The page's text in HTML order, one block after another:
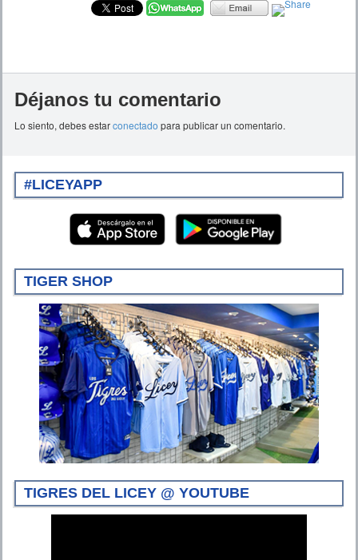
Déjanos tu comentario
Lo siento, debes estarconectado para publicar un comentario.
#LICEYAPP
TIGER SHOP
TIGRES DEL LICEY @ YOUTUBE